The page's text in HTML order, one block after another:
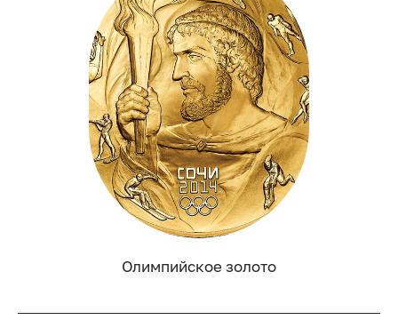
Олимпийское золото